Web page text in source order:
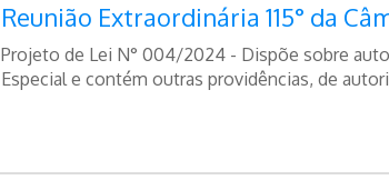
Reunião Extraordinária 115° da
Projeto de Lei N° 004/2024 - Dispõe sobre
Especial e contém outras providências, de